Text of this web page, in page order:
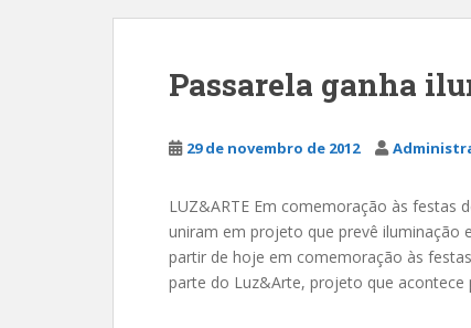
Passarela ganha
29 de novembro de 2012
LUZ&ARTE Em comemoração às festas
uniram em projeto que prevê iluminação
partir de hoje em comemoração às
parte do Luz&Arte, projeto que acontece